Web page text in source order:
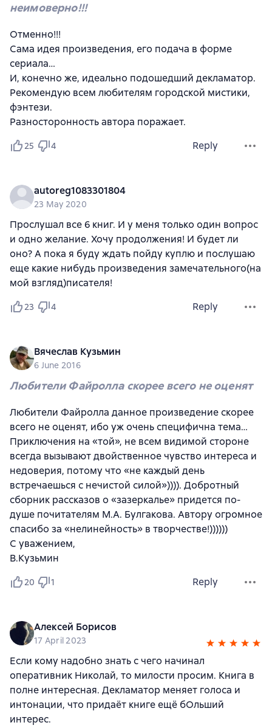
неимоверно!!!
Отменно!!!
Сама идея произведения, его подача в форме
сериала…
И, конечно же, идеально подошедший декламатор.
Рекомендую всем любителям городской мистики,
фэнтези.
Разносторонность автора поражает.
25 4 Reply
autoreg1083301804
23 May 2020
Прослушал все 6 книг. И у меня только один вопрос
и одно желание. Хочу продолжения! И будет ли
оно? А пока я буду ждать пойду куплю и послушаю
еще какие нибудь произведения замечательного(на
мой взгляд)писателя!
23 4 Reply
Вячеслав Кузьмин
6 June 2016
Любители Файролла скорее всего не оценят
Любители Файролла данное произведение скорее
всего не оценят, ибо уж очень специфична тема…
Приключения на «той», не всем видимой стороне
всегда вызывают двойственное чувство интереса и
недоверия, потому что «не каждый день
встречаешься с нечистой силой»)))). Добротный
сборник рассказов о «зазеркалье» придется по-
душе почитателям М.А. Булгакова. Автору огромное
спасибо за «нелинейность» в творчестве!))))))
С уважением,
В.Кузьмин
20 1 Reply
Алексей Борисов
17 April 2023
Если кому надобно знать с чего начинал
оперативник Николай, то милости просим. Книга в
полне интересная. Декламатор меняет голоса и
интонации, что придаëт книге ещё бОльший
интерес.